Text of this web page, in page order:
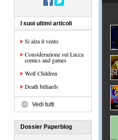
I suoi ultimi articoli
Si alza il vento
Considerazione sul Lucca
comics and games
Wolf Children
Death billiards
Vedi tutti
Dossier Paperblog